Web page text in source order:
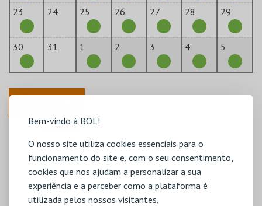
Bem-vindo à BOL!
O nosso site utiliza cookies essenciais para o
funcionamento do site e, com o seu consentimento,
cookies que nos ajudam a personalizar a sua
experiência e a perceber como a plataforma é
utilizada pelos nossos visitantes.
23 24 25 26 27 28 29
30 31 1 2 3 4 5
POUCO DISPONÍVEL
ESGOTADO